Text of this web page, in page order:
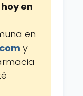
en
en
y